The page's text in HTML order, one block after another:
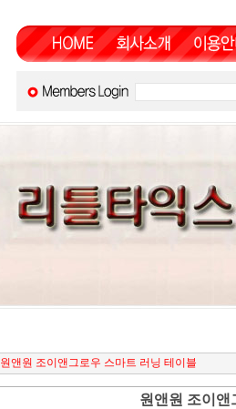
원앤원 조이앤그로우 스마트 러닝 테이블
원앤원 조이앤